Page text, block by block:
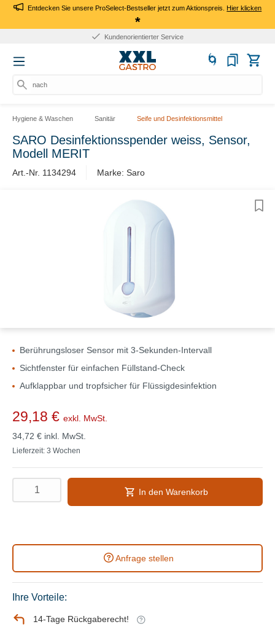
Entdecken Sie unsere ProSelect-Bestseller jetzt zum Aktionspreis.Hier klicken
*
Kundenorientierter Service
nach Pr
Hygiene & Waschen Sanitär Seife und Desinfektionsmittel
SARO Desinfektionsspender weiss, Sensor,
Modell MERIT
Art.-Nr. 1134294 Marke: Saro
Berührungsloser Sensor mit 3-Sekunden-Intervall
Sichtfenster für einfachen Füllstand-Check
Aufklappbar und tropfsicher für Flüssigdesinfektion
29,18 € exkl. MwSt.
34,72 € inkl. MwSt.
Lieferzeit: 3 Wochen
In den Warenkorb
Anfrage stellen
Ihre Vorteile:
14-Tage Rückgaberecht!